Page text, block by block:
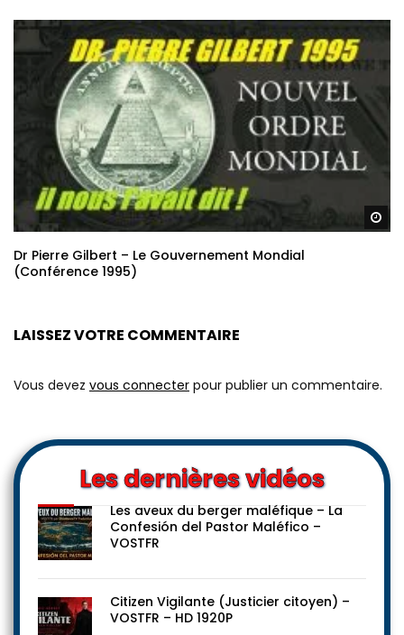
Dr Pierre Gilbert – Le Gouvernement Mondial
(Conférence 1995)
LAISSEZ VOTRE COMMENTAIRE
Vous devez vous connecter pour publier un commentaire.
Les dernières vidéos
Les aveux du berger maléfique – La
Confesión del Pastor Maléfico –
VOSTFR
Citizen Vigilante (Justicier citoyen) –
VOSTFR – HD 1920P